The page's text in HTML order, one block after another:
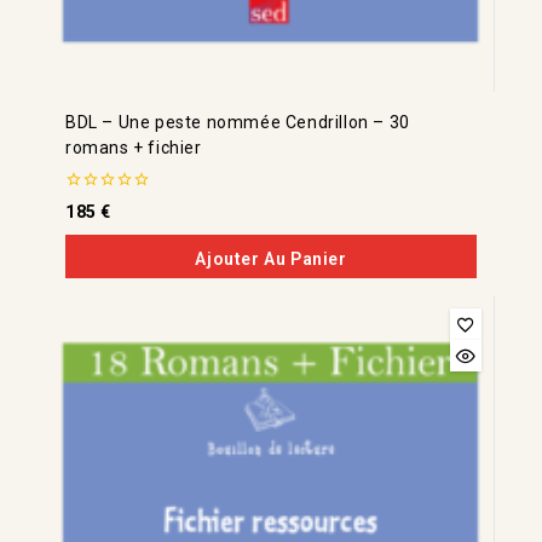
BDL – Une peste nommée Cendrillon – 30
romans + fichier
0
de
5
185€
Ajouter Au Panier